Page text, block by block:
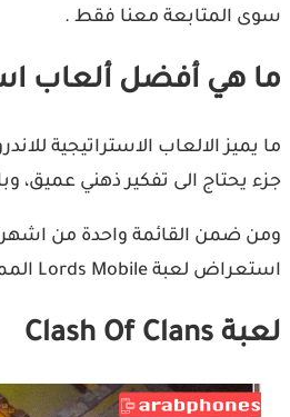
سوى المتابعة معنا فقط .
ما هي أفضل ألعاب
ما يميز الالعاب الاستراتيجية
جزء يحتاج الى تفكير ذهني عميق،
استعراض لعبة Lords Mobile المميز والتى تدور قصتها في العصور الوسطى، بالإضافة الى ذلك سوف نستعرض العاب اخرى مميزة في عام 2023 .
لعبة Clash Of Clans